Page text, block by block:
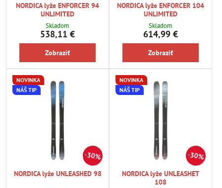
NORDICA lyže ENFORCER 94
UNLIMITED
Skladom
538,11 €
Zobraziť
NORDICA lyže ENFORCER 104
UNLIMITED
Skladom
614,99 €
Zobraziť
30%
NOVINKA
NÁŠ TIP
NORDICA lyže UNLEASHED 98
30%
NOVINKA
NÁŠ TIP
NORDICA lyže UNLEASHET
108